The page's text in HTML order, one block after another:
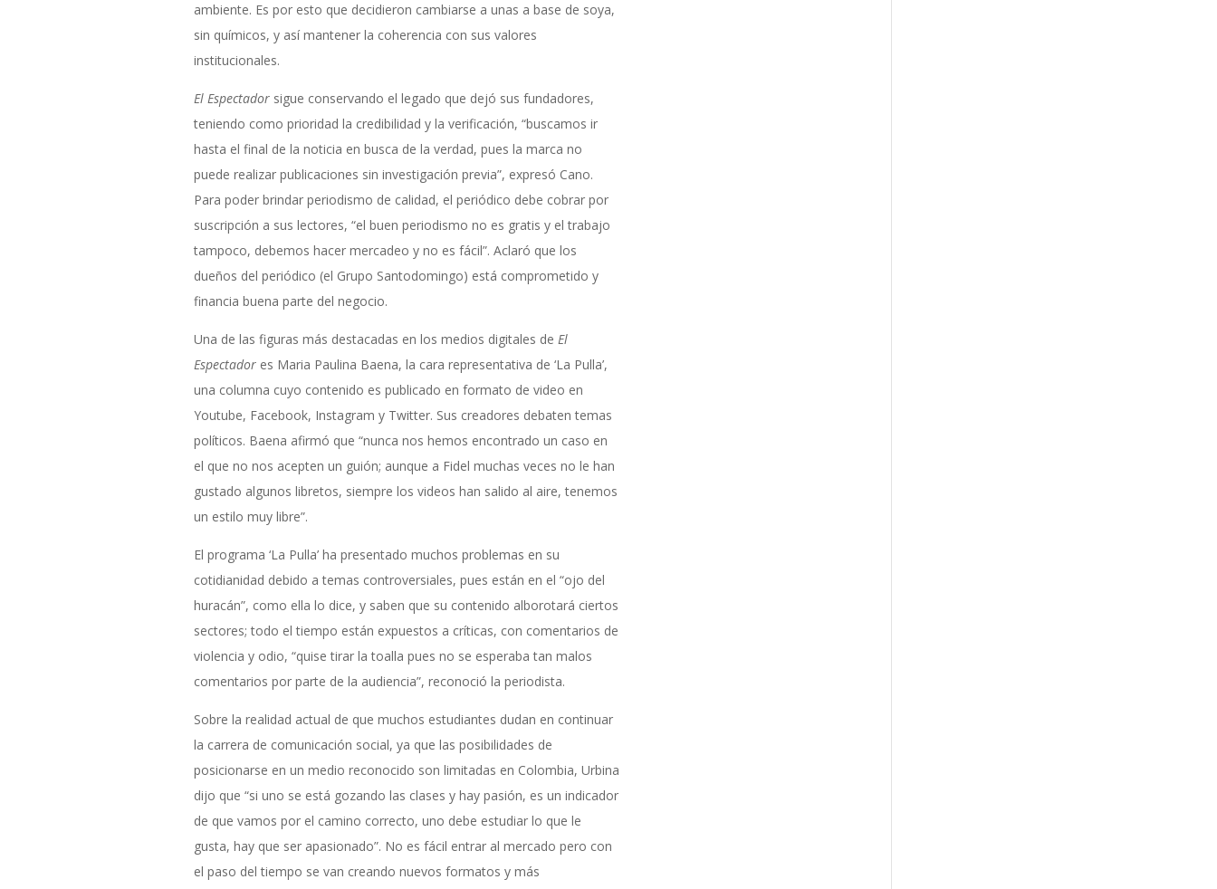
ambiente. Es por esto que decidieron cambiarse a unas a base de soya,
sin químicos, y así mantener la coherencia con sus valores
institucionales.
El Espectadorsigue conservando el legado que dejó sus fundadores,
teniendo como prioridad la credibilidad y la verificación, “buscamos ir
hasta el final de la noticia en busca de la verdad, pues la marca no
puede realizar publicaciones sin investigación previa”, expresó Cano.
Para poder brindar periodismo de calidad, el periódico debe cobrar por
suscripción a sus lectores, “el buen periodismo no es gratis y el trabajo
tampoco, debemos hacer mercadeo y no es fácil”. Aclaró que los
dueños del periódico (el Grupo Santodomingo) está comprometido y
financia buena parte del negocio.
Una de las figuras más destacadas en los medios digitales de El
Espectadores Maria Paulina Baena, la cara representativa de ‘La Pulla’,
una columna cuyo contenido es publicado en formato de video en
Youtube, Facebook, Instagram y Twitter. Sus creadores debaten temas
políticos. Baena afirmó que “nunca nos hemos encontrado un caso en
el que no nos acepten un guión; aunque a Fidel muchas veces no le han
gustado algunos libretos, siempre los videos han salido al aire, tenemos
un estilo muy libre”.
El programa ‘La Pulla’ ha presentado muchos problemas en su
cotidianidad debido a temas controversiales, pues están en el “ojo del
huracán”, como ella lo dice, y saben que su contenido alborotará ciertos
sectores; todo el tiempo están expuestos a críticas, con comentarios de
violencia y odio, “quise tirar la toalla pues no se esperaba tan malos
comentarios por parte de la audiencia”, reconoció la periodista.
Sobre la realidad actual de que muchos estudiantes dudan en continuar
la carrera de comunicación social, ya que las posibilidades de
posicionarse en un medio reconocido son limitadas en Colombia, Urbina
dijo que “si uno se está gozando las clases y hay pasión, es un indicador
de que vamos por el camino correcto, uno debe estudiar lo que le
gusta, hay que ser apasionado”. No es fácil entrar al mercado pero con
el paso del tiempo se van creando nuevos formatos y más